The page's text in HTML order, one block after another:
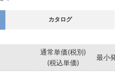
カタログ
通常単価(税別)
(税込単価)
最小